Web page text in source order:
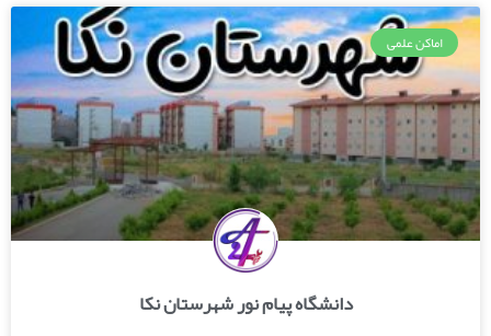
اماکن علمی
دانشگاه پیام نور شهرستان نکا